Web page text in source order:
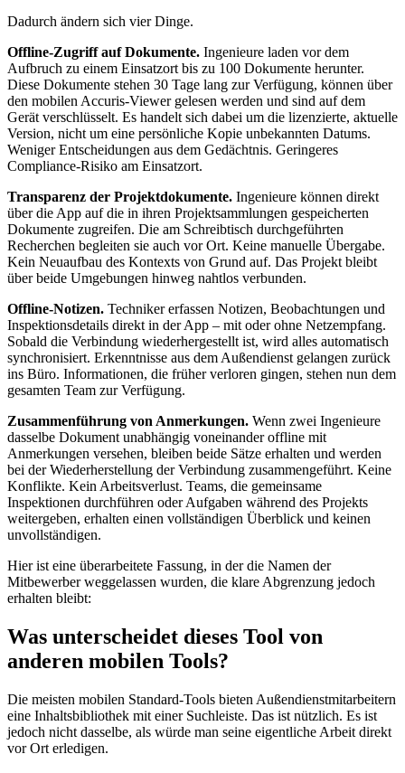
Dadurch ändern sich vier Dinge.
Offline-Zugriff auf Dokumente. Ingenieure laden vor dem
Aufbruch zu einem Einsatzort bis zu 100 Dokumente herunter.
Diese Dokumente stehen 30 Tage lang zur Verfügung, können über
den mobilen Accuris-Viewer gelesen werden und sind auf dem
Gerät verschlüsselt. Es handelt sich dabei um die lizenzierte, aktuelle
Version, nicht um eine persönliche Kopie unbekannten Datums.
Weniger Entscheidungen aus dem Gedächtnis. Geringeres
Compliance-Risiko am Einsatzort.
Transparenz der Projektdokumente. Ingenieure können direkt
über die App auf die in ihren Projektsammlungen gespeicherten
Dokumente zugreifen. Die am Schreibtisch durchgeführten
Recherchen begleiten sie auch vor Ort. Keine manuelle Übergabe.
Kein Neuaufbau des Kontexts von Grund auf. Das Projekt bleibt
über beide Umgebungen hinweg nahtlos verbunden.
Offline-Notizen. Techniker erfassen Notizen, Beobachtungen und
Inspektionsdetails direkt in der App – mit oder ohne Netzempfang.
Sobald die Verbindung wiederhergestellt ist, wird alles automatisch
synchronisiert. Erkenntnisse aus dem Außendienst gelangen zurück
ins Büro. Informationen, die früher verloren gingen, stehen nun dem
gesamten Team zur Verfügung.
Zusammenführung von Anmerkungen. Wenn zwei Ingenieure
dasselbe Dokument unabhängig voneinander offline mit
Anmerkungen versehen, bleiben beide Sätze erhalten und werden
bei der Wiederherstellung der Verbindung zusammengeführt. Keine
Konflikte. Kein Arbeitsverlust. Teams, die gemeinsame
Inspektionen durchführen oder Aufgaben während des Projekts
weitergeben, erhalten einen vollständigen Überblick und keinen
unvollständigen.
Hier ist eine überarbeitete Fassung, in der die Namen der
Mitbewerber weggelassen wurden, die klare Abgrenzung jedoch
erhalten bleibt:
Was unterscheidet dieses Tool von
anderen mobilen Tools?
Die meisten mobilen Standard-Tools bieten Außendienstmitarbeitern
eine Inhaltsbibliothek mit einer Suchleiste. Das ist nützlich. Es ist
jedoch nicht dasselbe, als würde man seine eigentliche Arbeit direkt
vor Ort erledigen.